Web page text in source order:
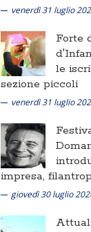
venerdì 31 luglio
Forte
le
sezione piccoli
venerdì 31 luglio
impresa,
giovedì 30 luglio